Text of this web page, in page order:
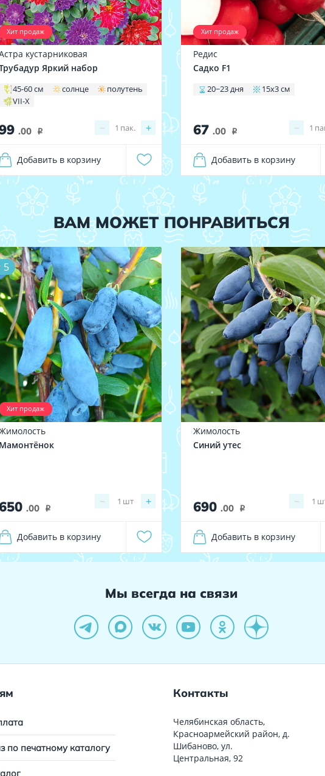
Хит продаж
кустарниковая
Яркий набор
45-60 см солнце
полутень
VII-X
.00 i − +
1 пак.
Добавить в корзину
Хит продаж
Редис
Садко F1
20−23 дня 15x3 см
67 .00 i − 1
Добавить в корзину
ВАМ МОЖЕТ ПОНРАВИТЬСЯ
Хит продаж
5
Мамонтёнок
.00 i
− +
1 шт
Добавить в корзину
Жимолость
Синий утес
690 .00 i
− 1
Добавить в корзину
Мы всегда на связи
по печатному каталогу
Контакты
Челябинская область,
Красноармейский район, д.
Шибаново, ул.
Центральная, 92